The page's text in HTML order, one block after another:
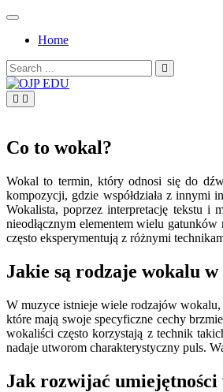
Skip
contentHome
Search
for:
Co to wokal?
Wokal to termin, który odnosi się do
kompozycji, gdzie współdziała z innymi
Wokalista, poprzez interpretację tekstu i
nieodłącznym elementem wielu
często eksperymentują z różnymi
Jakie są rodzaje wokalu
W muzyce istnieje wiele rodzajów
które mają swoje specyficzne cechy
wokaliści często korzystają z technik
nadaje utworom charakterystyczny puls.
Jak rozwijać